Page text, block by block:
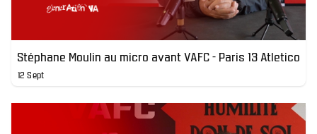
Stéphane Moulin au micro avant VAFC - Paris 13 Atletico
12 Sept